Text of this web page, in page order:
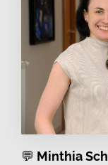
💬 Minthia